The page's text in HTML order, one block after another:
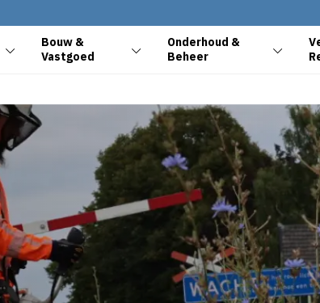
Bouw &
Vastgoed
Onderhoud &
Beheer